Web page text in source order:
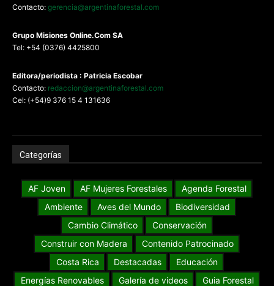
Contacto: gerencia@argentinaforestal.com
Grupo Misiones Online.Com SA
Tel: +54 (0376) 4425800
Editora/periodista : Patricia Escobar
Contacto: redaccion@argentinaforestal.com
Cel: (+54)9 376 15 4 131636
Categorías
AF Joven AF Mujeres Forestales
Agenda Forestal
Ambiente
Aves del Mundo
Biodiversidad
Cambio Climático
Conservación
Construir con Madera
Contenido Patrocinado
Costa Rica
Destacadas
Educación
Energías Renovables
Galería de videos
Guia Forestal